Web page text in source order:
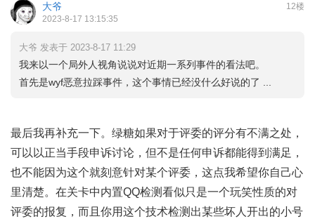
12楼
大爷
2023-8-17 13:15:35
大爷 发表于 2023-8-17 11:29
我来以一个局外人视角说说对近期一系列事件的看法吧。
首先是wyf恶意拉踩事件，这个事情已经没什么好说的了 ...
最后我再补充一下。绿糖如果对于评委的评分有不满之处，
可以以正当手段申诉讨论，但不是任何申诉都能得到满足，
也不能因为这个就刻意针对某个评委，这点我希望你自己心
里清楚。在关卡中内置QQ检测看似只是一个玩笑性质的对
评委的报复，而且你用这个技术检测出某些坏人开出的小号